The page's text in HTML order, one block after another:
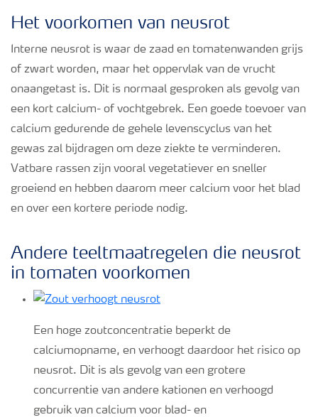
Het voorkomen van neusrot
Interne neusrot is waar de zaad en tomatenwanden grijs
of zwart worden, maar het oppervlak van de vrucht
onaangetast is. Dit is normaal gesproken als gevolg van
een kort calcium- of vochtgebrek. Een goede toevoer van
calcium gedurende de gehele levenscyclus van het
gewas zal bijdragen om deze ziekte te verminderen.
Vatbare rassen zijn vooral vegetatiever en sneller
groeiend en hebben daarom meer calcium voor het blad
en over een kortere periode nodig.
Andere teeltmaatregelen die neusrot
in tomaten voorkomen
Een hoge zoutconcentratie beperkt de
calciumopname, en verhoogt daardoor het risico op
neusrot. Dit is als gevolg van een grotere
concurrentie van andere kationen en verhoogd
gebruik van calcium voor blad- en